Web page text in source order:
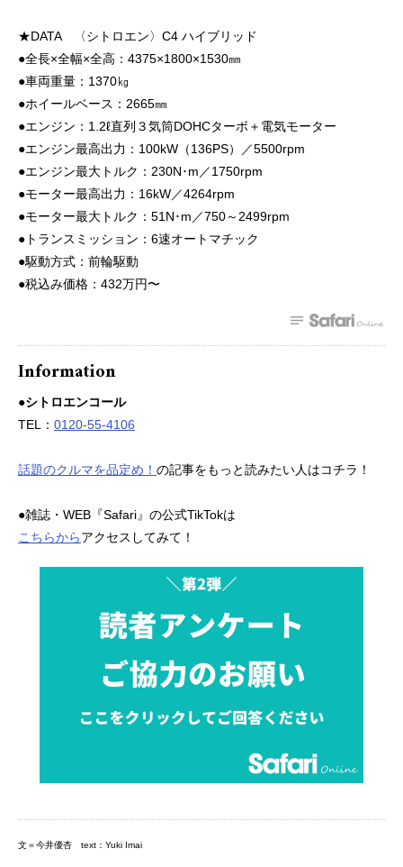
★DATA 〈シトロエン〉C4 ハイブリッド
●全長×全幅×全高：4375×1800×1530㎜
●車両重量：1370㎏
●ホイールベース：2665㎜
●エンジン：1.2ℓ直列３気筒DOHCターボ＋電気モーター
●エンジン最高出力：100kW（136PS）／5500rpm
●エンジン最大トルク：230N･m／1750rpm
●モーター最高出力：16kW／4264rpm
●モーター最大トルク：51N･m／750～2499rpm
●トランスミッション：6速オートマチック
●駆動方式：前輪駆動
●税込み価格：432万円〜
Information
●シトロエンコール
TEL： 0120-55-4106
話題のクルマを品定め！ の記事をもっと読みたい人はコチラ！
●雑誌・WEB『Safari』の公式TikTokは
こちらからアクセスしてみて！
文＝今井優杏 text：Yuki Imai